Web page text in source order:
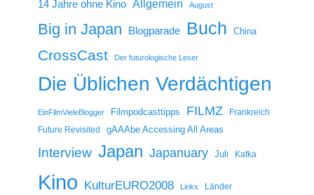
14 Jahre ohne Kino Allgemein August
Big in Japan Blogparade Buch China
CrossCast Der futurologische Leser
Die Üblichen Verdächtigen
EinFilmVieleBlogger Filmpodcasttipps FILMZ
Frankreich
Future Revisited
gAAAbe Accessing All Areas
Interview Japan Japanuary Juli Kafka
Kino KulturEURO2008 Links Länder